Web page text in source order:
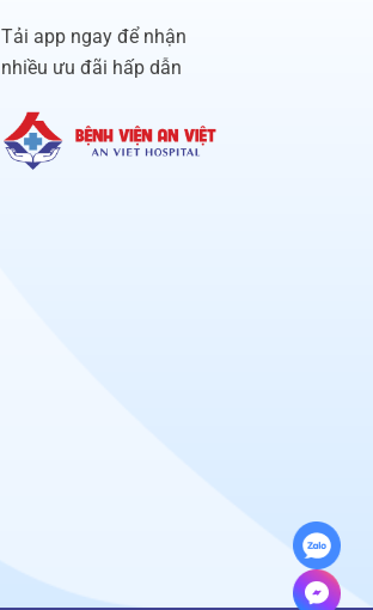
Tải app ngay để nhận
nhiều ưu đãi hấp dẫn